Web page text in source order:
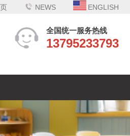
NEWS ENGLISH
全国统一服务热线
13795233793